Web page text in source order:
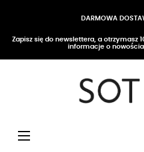
DARMOWA
Zapisz się do newslettera, a otrzymasz
informacje o
Przełącz nawigację
☰